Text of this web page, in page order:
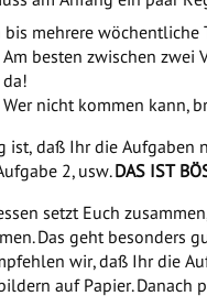
bis mehrere wöchentliche
Am besten zwischen zwei
da!
Wer nicht kommen kann,
ist, daß Ihr die Aufgaben
2, usw.DAS IST
setzt Euch
Das geht besonders
wir, daß Ihr die
auf Papier.